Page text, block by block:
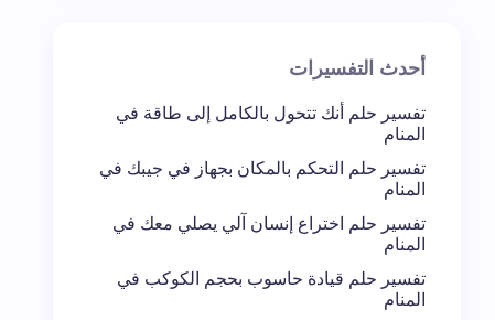
أحدث التفسيرات
تفسير حلم أنك تتحول بالكامل إلى طاقة في
المنام
تفسير حلم التحكم بالمكان بجهاز في جيبك في
المنام
تفسير حلم اختراع إنسان آلي يصلي معك في
المنام
تفسير حلم قيادة حاسوب بحجم الكوكب في
المنام